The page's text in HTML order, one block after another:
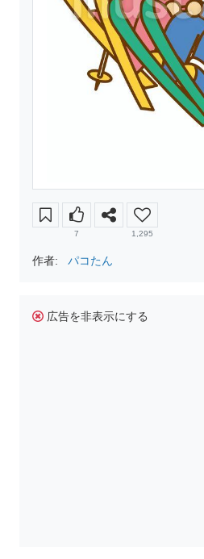
7 1,295
作者: パコたん
広告を非表示にする